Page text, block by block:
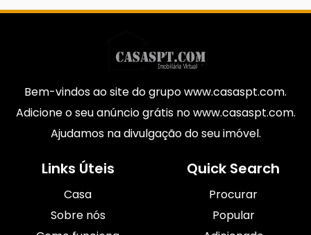
Bem-vindos ao site do grupo www.casaspt.com.
Adicione o seu anúncio grátis no www.casaspt.com.
Ajudamos na divulgação do seu imóvel.
Links Úteis
Casa
Sobre nós
Quick Search
Procurar
Popular